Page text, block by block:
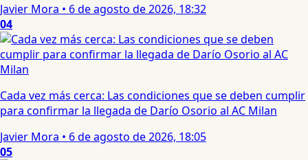
Javier Mora • 6 de agosto de 2026, 18:32
04
Cada vez más cerca: Las condiciones que se deben cumplir
para confirmar la llegada de Darío Osorio al AC Milan
Javier Mora • 6 de agosto de 2026, 18:05
05